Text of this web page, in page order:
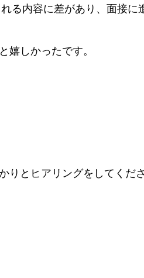
る内容に差があり、面接
嬉しかったです。
とヒアリングをしてくだ